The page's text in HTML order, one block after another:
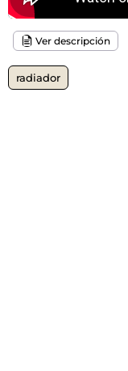
Ver descripción
radiador